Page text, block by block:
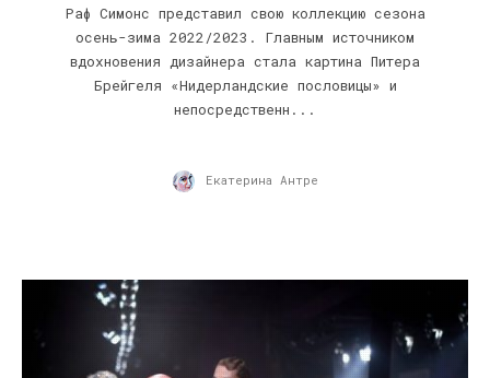
Раф Симонс представил свою коллекцию сезона
осень-зима 2022/2023. Главным источником
вдохновения дизайнера стала картина Питера
Брейгеля «Нидерландские пословицы» и
непосредственн...
Екатерина Антре